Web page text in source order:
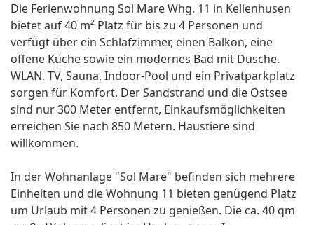
Die Ferienwohnung Sol Mare Whg. 11 in Kellenhusen
bietet auf 40 m² Platz für bis zu 4 Personen und
verfügt über ein Schlafzimmer, einen Balkon, eine
offene Küche sowie ein modernes Bad mit Dusche.
WLAN, TV, Sauna, Indoor-Pool und ein Privatparkplatz
sorgen für Komfort. Der Sandstrand und die Ostsee
sind nur 300 Meter entfernt, Einkaufsmöglichkeiten
erreichen Sie nach 850 Metern. Haustiere sind
willkommen.
In der Wohnanlage "Sol Mare" befinden sich mehrere
Einheiten und die Wohnung 11 bieten genügend Platz
um Urlaub mit 4 Personen zu genießen. Die ca. 40 qm